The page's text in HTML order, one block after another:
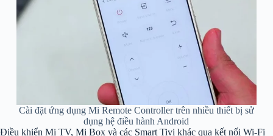
Cài đặt ứng dụng Mi Remote Controller trên nhiều thiết bị sử
dụng hệ điều hành Android
Điều khiển Mi TV, Mi Box và các Smart Tivi khác qua kết nối Wi-Fi